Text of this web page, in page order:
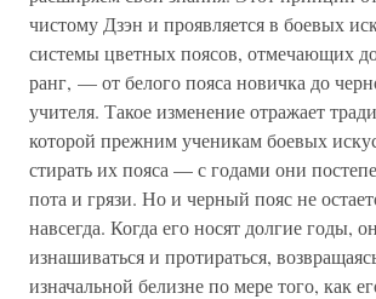
чистому Дзэн и проявляется в боевых
системы цветных поясов, отмечающих
ранг, — от белого пояса новичка до
учителя. Такое изменение отражает
которой прежним ученикам боевых
стирать их пояса — с годами они
пота и грязи. Но и черный пояс не
навсегда. Когда его носят долгие годы,
изнашиваться и протираться,
изначальной белизне по мере того, как